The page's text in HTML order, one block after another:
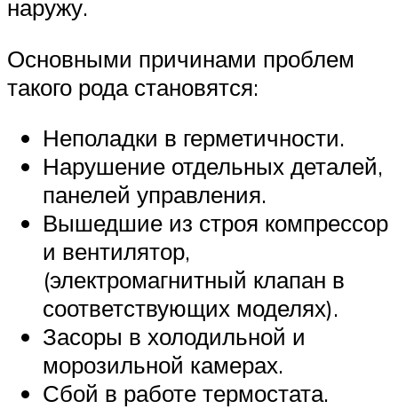
наружу.
Основными причинами проблем
такого рода становятся:
Неполадки в герметичности.
Нарушение отдельных деталей,
панелей управления.
Вышедшие из строя компрессор
и вентилятор,
(электромагнитный клапан в
соответствующих моделях).
Засоры в холодильной и
морозильной камерах.
Сбой в работе термостата.